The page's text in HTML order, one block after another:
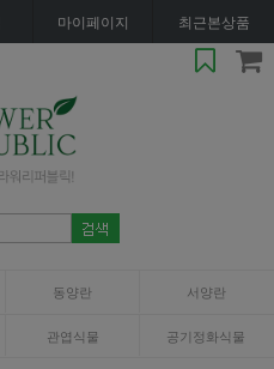
마이페이지 최근본상품
동양란 서양란
관엽식물 공기정화식물